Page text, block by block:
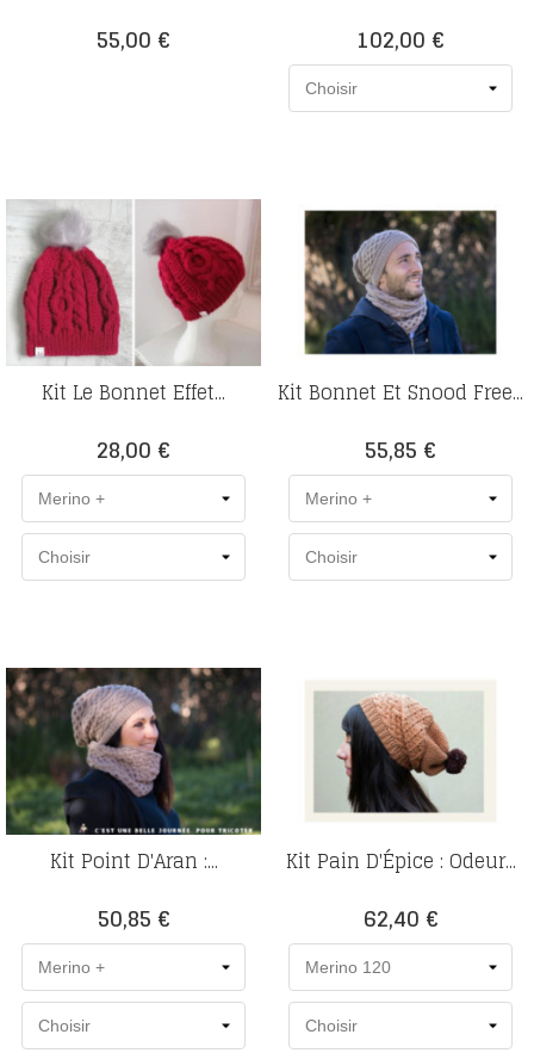
Prix
55,00 € Prix
102,00 €
Kit Le Bonnet Effet...
Prix
28,00 €
Kit Bonnet Et Snood Free...
Prix
55,85 €
Kit Point D'Aran :...
Prix
50,85 €
Kit Pain D'Épice : Odeur...
Prix
62,40 €